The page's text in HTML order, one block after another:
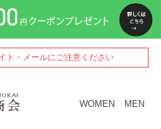
ト・メールにご注意ください
WOMEN MEN